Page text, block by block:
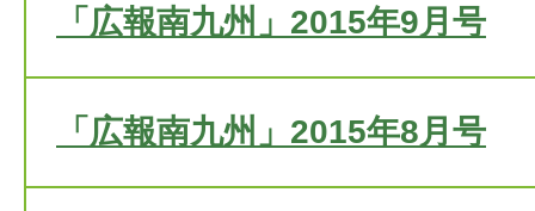
「広報南九州」2015年9月号
「広報南九州」2015年8月号